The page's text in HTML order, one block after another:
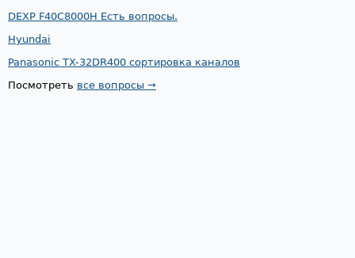
DEXP F40C8000H Есть вопросы.
Hyundai
Panasonic TX-32DR400 сортировка каналов
Посмотреть все вопросы →